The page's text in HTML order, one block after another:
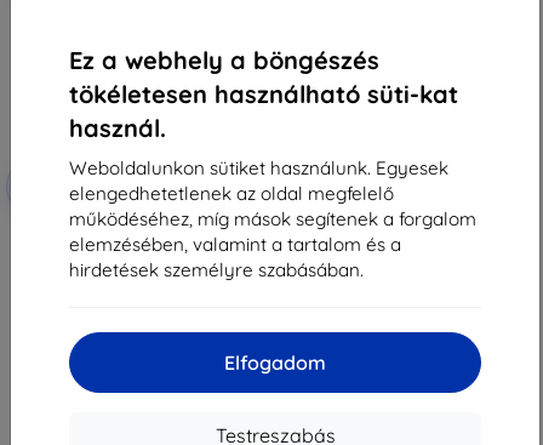
Ez a webhely a böngészés
tökéletesen használható süti-kat
használ.
Weboldalunkon sütiket használunk. Egyesek
elengedhetetlenek az oldal megfelelő
működéséhez, míg mások segítenek a forgalom
elemzésében, valamint a tartalom és a
hirdetések személyre szabásában.
Elfogadom
Testreszabás
Kedvezmény
kuponnal
EXTRA10
3mk FlexibleGlass Hibrid edzett
üveg Nokia 225 4G (2024)-hoz
3 590 Ft
Raktáron > 5 darab